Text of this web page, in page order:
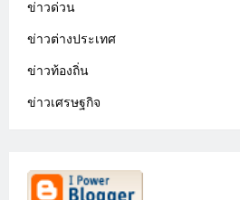
ข่าวด่วน
ข่าวต่างประเทศ
ข่าวท้องถิ่น
ข่าวเศรษฐกิจ